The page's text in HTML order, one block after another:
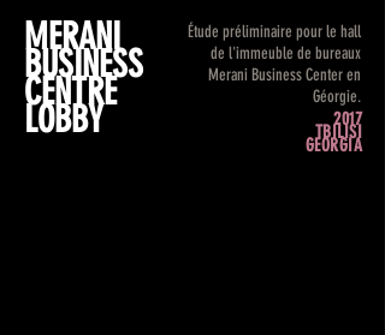
MERANI
BUSINESS
CENTRE
LOBBY 2017
TBILISI
GEORGIA
Étude préliminaire pour le hall
de l'immeuble de bureaux
Merani Business Center en
Géorgie.